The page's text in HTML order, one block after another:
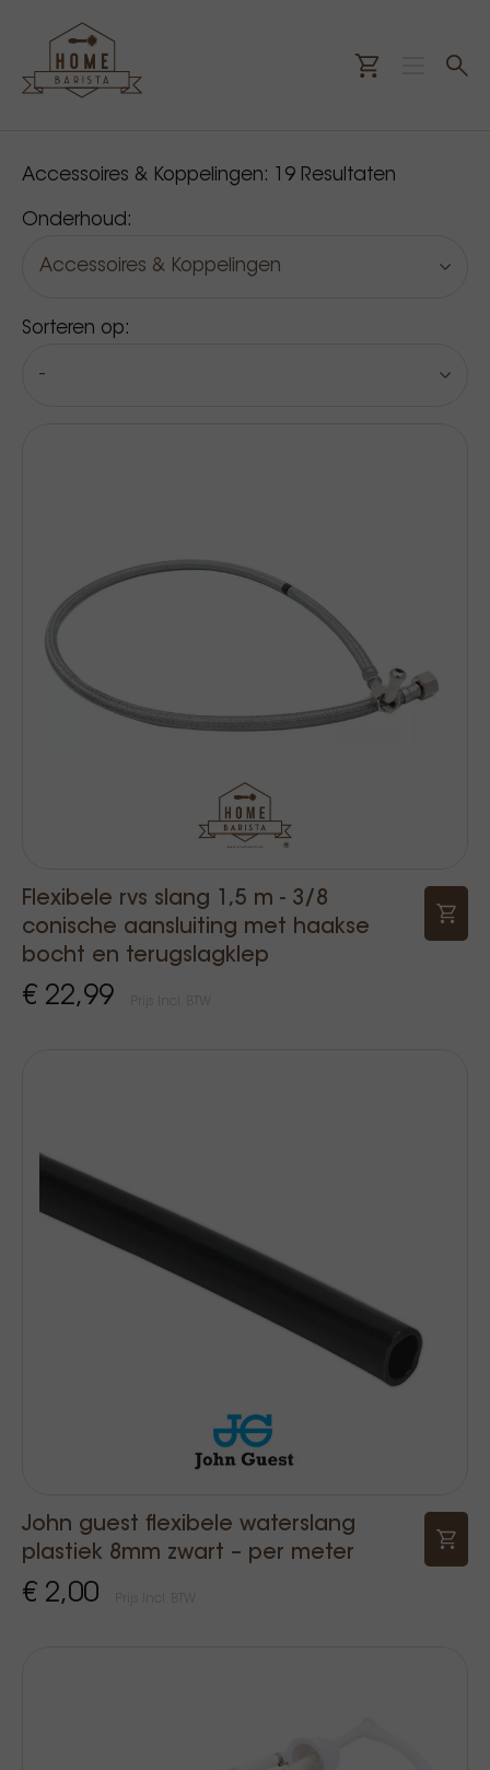
Onze producten
Accessoires & Koppelingen: 19 Resultaten
Onderhoud:
Accessoires & Koppelingen
Sorteren op:
-
Flexibele rvs slang 1,5 m - 3/8
conische aansluiting met haakse
bocht en terugslagklep
€ 22,99
John guest flexibele waterslang
plastiek 8mm zwart – per meter
€ 2,00